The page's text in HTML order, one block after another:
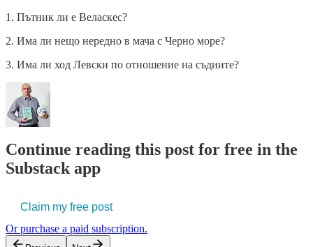
1. Пътник ли е Веласкес?
2. Има ли нещо нередно в мача с Черно море?
3. Има ли ход Левски по отношение на съдиите?
Continue reading this post for free in the
Substack app
Claim my free post
Or purchase a paid subscription.